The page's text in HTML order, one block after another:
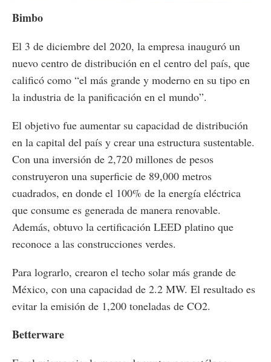
Bimbo
El 3 de diciembre del 2020, la empresa inauguró un
nuevo centro de distribución en el centro del país, que
calificó como “el más grande y moderno en su tipo en
la industria de la panificación en el mundo”.
El objetivo fue aumentar su capacidad de distribución
en la capital del país y crear una estructura sustentable.
Con una inversión de 2,720 millones de pesos
construyeron una superficie de 89,000 metros
cuadrados, en donde el 100% de la energía eléctrica
que consume es generada de manera renovable.
Además, obtuvo la certificación LEED platino que
reconoce a las construcciones verdes.
Para lograrlo, crearon el techo solar más grande de
México, con una capacidad de 2.2 MW. El resultado es
evitar la emisión de 1,200 toneladas de CO2.
Betterware